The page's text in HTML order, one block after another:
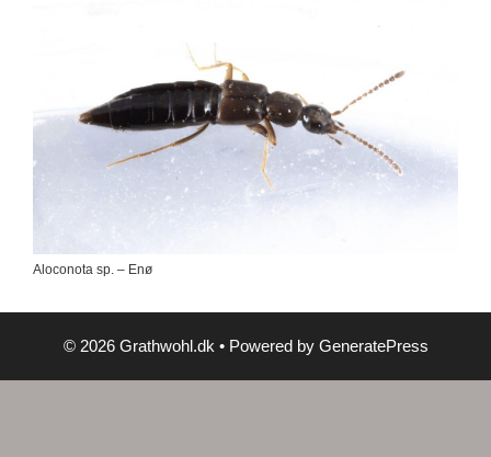
Aloconota sp. – Enø
© 2026 Grathwohl.dk • Powered by GeneratePress